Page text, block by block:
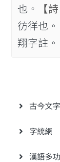
也。
【
彷徉也
翔字註
古今文
字統網
漢語多